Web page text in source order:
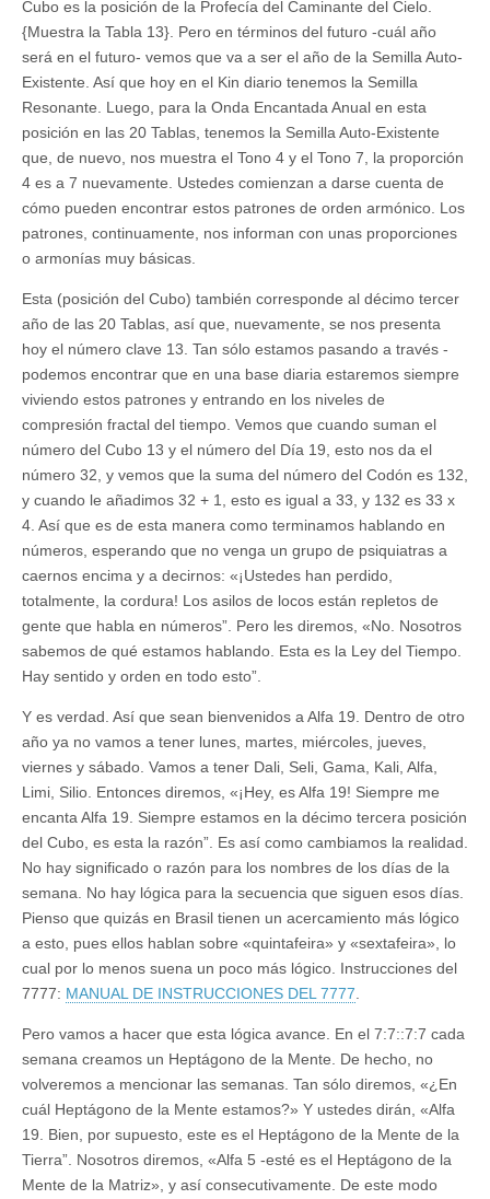
Cubo es la posición de la Profecía del Caminante del Cielo.
{Muestra la Tabla 13}. Pero en términos del futuro -cuál año
será en el futuro- vemos que va a ser el año de la Semilla Auto-
Existente. Así que hoy en el Kin diario tenemos la Semilla
Resonante. Luego, para la Onda Encantada Anual en esta
posición en las 20 Tablas, tenemos la Semilla Auto-Existente
que, de nuevo, nos muestra el Tono 4 y el Tono 7, la proporción
4 es a 7 nuevamente. Ustedes comienzan a darse cuenta de
cómo pueden encontrar estos patrones de orden armónico. Los
patrones, continuamente, nos informan con unas proporciones
o armonías muy básicas.
Esta (posición del Cubo) también corresponde al décimo tercer
año de las 20 Tablas, así que, nuevamente, se nos presenta
hoy el número clave 13. Tan sólo estamos pasando a través -
podemos encontrar que en una base diaria estaremos siempre
viviendo estos patrones y entrando en los niveles de
compresión fractal del tiempo. Vemos que cuando suman el
número del Cubo 13 y el número del Día 19, esto nos da el
número 32, y vemos que la suma del número del Codón es 132,
y cuando le añadimos 32 + 1, esto es igual a 33, y 132 es 33 x
4. Así que es de esta manera como terminamos hablando en
números, esperando que no venga un grupo de psiquiatras a
caernos encima y a decirnos: «¡Ustedes han perdido,
totalmente, la cordura! Los asilos de locos están repletos de
gente que habla en números”. Pero les diremos, «No. Nosotros
sabemos de qué estamos hablando. Esta es la Ley del Tiempo.
Hay sentido y orden en todo esto”.
Y es verdad. Así que sean bienvenidos a Alfa 19. Dentro de otro
año ya no vamos a tener lunes, martes, miércoles, jueves,
viernes y sábado. Vamos a tener Dali, Seli, Gama, Kali, Alfa,
Limi, Silio. Entonces diremos, «¡Hey, es Alfa 19! Siempre me
encanta Alfa 19. Siempre estamos en la décimo tercera posición
del Cubo, es esta la razón”. Es así como cambiamos la realidad.
No hay significado o razón para los nombres de los días de la
semana. No hay lógica para la secuencia que siguen esos días.
Pienso que quizás en Brasil tienen un acercamiento más lógico
a esto, pues ellos hablan sobre «quintafeira» y «sextafeira», lo
cual por lo menos suena un poco más lógico. Instrucciones del
7777: MANUAL DE INSTRUCCIONES DEL 7777
Pero vamos a hacer que esta lógica avance. En el 7:7::7:7 cada
semana creamos un Heptágono de la Mente. De hecho, no
volveremos a mencionar las semanas. Tan sólo diremos, «¿En
cuál Heptágono de la Mente estamos?» Y ustedes dirán, «Alfa
19. Bien, por supuesto, este es el Heptágono de la Mente de la
Tierra”. Nosotros diremos, «Alfa 5 -esté es el Heptágono de la
Mente de la Matriz», y así consecutivamente. De este modo